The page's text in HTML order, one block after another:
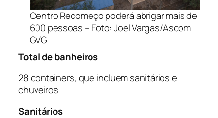
Centro Recomeço poderá abrigar mais de
600 pessoas – Foto: Joel Vargas/Ascom
GVG
Total de banheiros
28 containers, que incluem sanitários e
chuveiros
Sanitários